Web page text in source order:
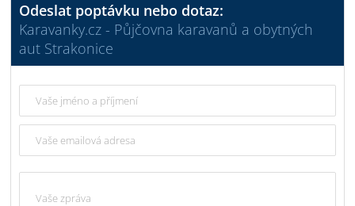
Odeslat poptávku nebo dotaz:
Karavanky.cz - Půjčovna karavanů a obytných
aut Strakonice